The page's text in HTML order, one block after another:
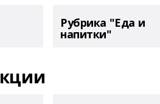
Рубрика "Еда и
напитки"